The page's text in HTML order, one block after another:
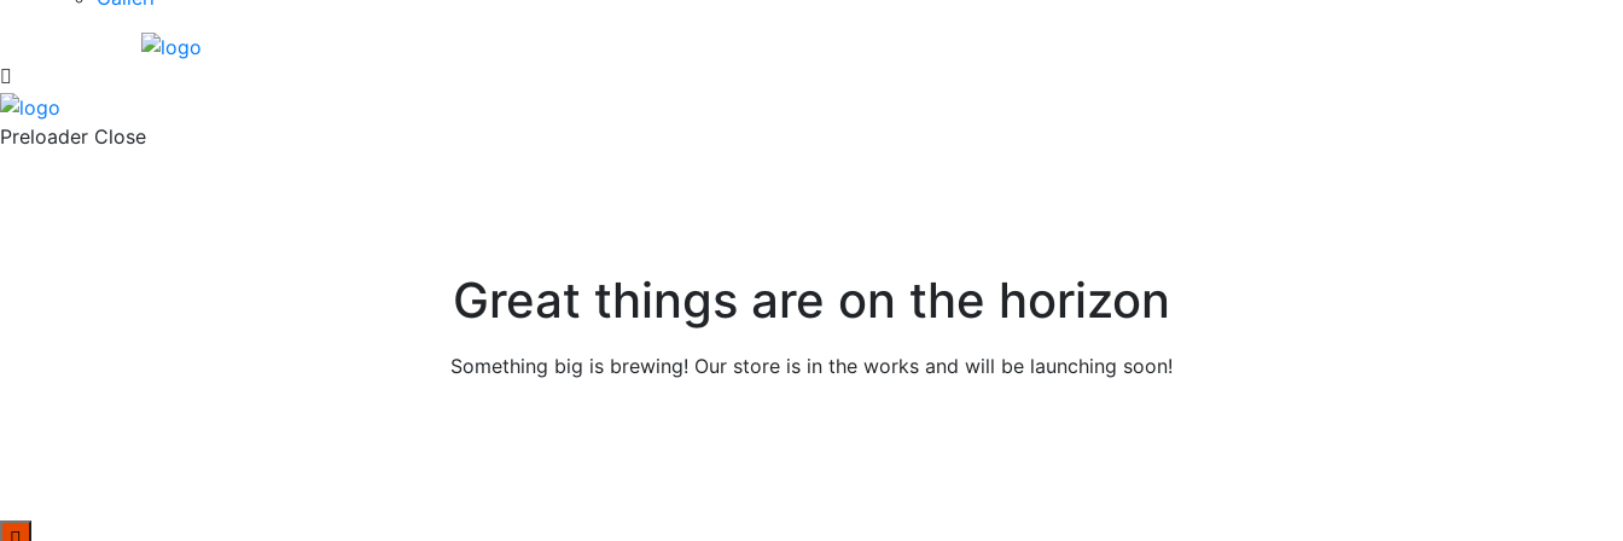
Preloader Close
Great things are on the horizon
Something big is brewing! Our store is in the works and will be launching soon!